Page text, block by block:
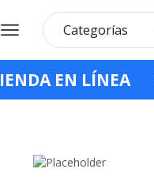
EN LÍNEA